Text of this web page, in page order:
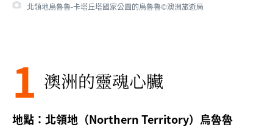
在北領地烏魯魯-卡塔丘塔國家公園舉辦的烏魯魯駱駝導賞團©北領地旅
1 澳洲的靈魂心臟
地點：北領地（Northern Territory）烏魯魯